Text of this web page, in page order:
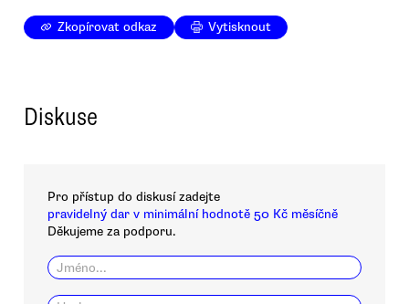
Zkopírovat odkaz Vytisknout
Diskuse
Pro přístup do diskusí zadejte
pravidelný dar v minimální hodnotě 50 Kč měsíčně
Děkujeme za podporu.